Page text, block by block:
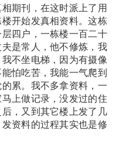
期刊，在这时派上了用
开始发真相资料。这栋
四户，一栋楼一百二十
是常人，他不修炼，我
不坐电梯，因为有摄像
怕吃苦，我能一气爬到
累。我不多拿资料，一
上做记录，没发过的住
，又到其它楼上发了几
资料的过程其实也是修